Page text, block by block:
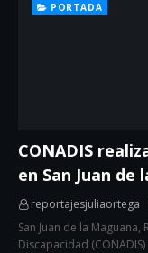
PORTADA
CONADIS
en San Juan de
reportajesjuliaortega
San Juan de la
Discapacidad